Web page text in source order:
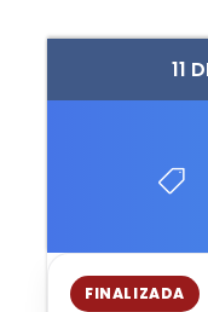
11
FINALIZADA